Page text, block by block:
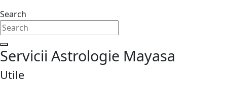
Search
Servicii Astrologie Mayasa​
Utile